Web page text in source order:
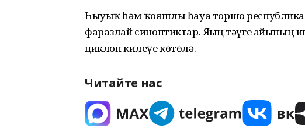
Һыуыҡ һәм ҡояшлы һауа торшо
фаразлай синоптиктар. Яҙҙың тәүге айының
циклон килеүе көтөлә.
Читайте нас